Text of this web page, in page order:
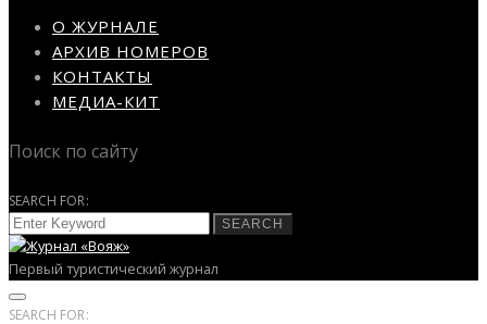
О ЖУРНАЛЕ
АРХИВ НОМЕРОВ
КОНТАКТЫ
МЕДИА-КИТ
Поиск по сайту
SEARCH FOR:
SEARCH
Первый туристический журнал
SEARCH FOR: